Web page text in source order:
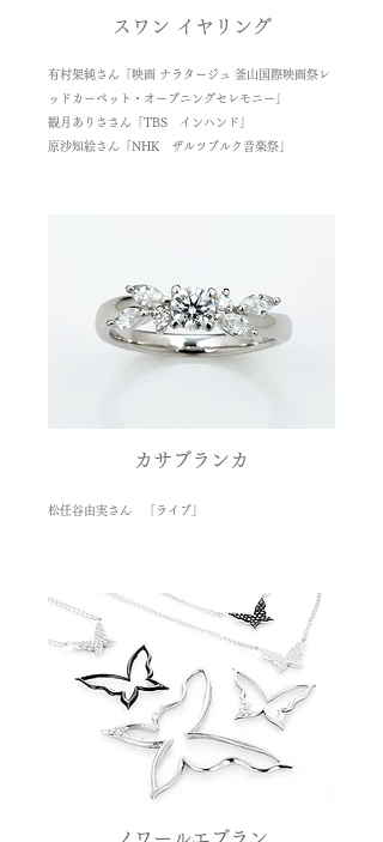
スワン イヤリング
有村架純さん「映画 ナラタージュ 釜山国際映画祭レ
ッドカーペット・オープニングセレモニー」
観月ありささん「TBS インハンド」
​原沙知絵さん「NHK ザルツブルク音楽祭」
カサブランカ
松任谷由実さん 「ライブ」